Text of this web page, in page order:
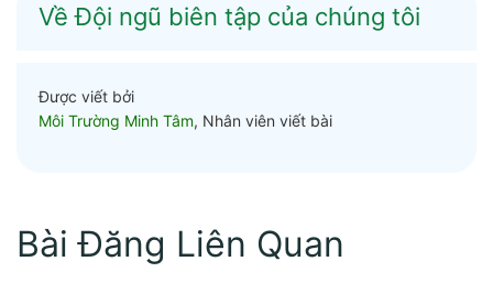
Về Đội ngũ biên tập của chúng tôi
Được viết bởi
Môi Trường Minh Tâm, Nhân viên viết bài
Bài Đăng Liên Quan